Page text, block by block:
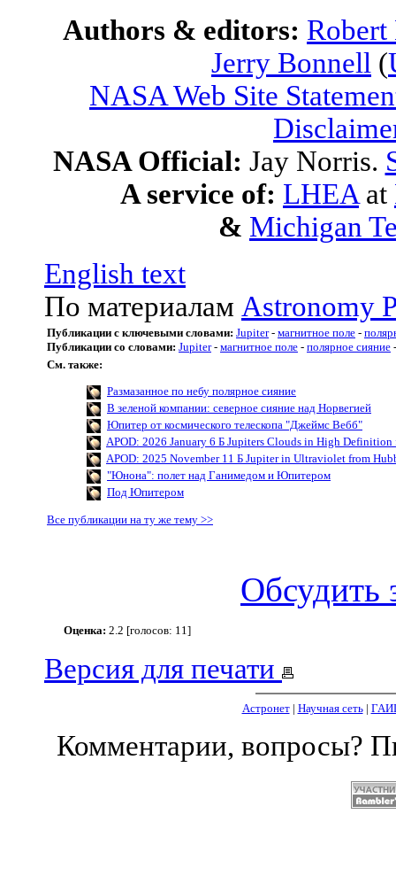
Authors & editors:
Jerry Bonnell (
NASA Web Site
NASA Official: Jay Norris.
A service of: LHEA at
& Michigan
English text
По материалам Astronomy
Публикации с ключевыми словами: Jupiter- магнитное поле -
Публикации со словами: Jupiter- магнитное поле - полярное сияние
См. также:
Размазанное по небу полярное сияние
В зеленой компании: северное сияние над Норвегией
Юпитер от космического телескопа "Джеймс Вебб"
APOD: 2026 January 6 Б Jupiters Clouds in High Definition
APOD: 2025 November 11 Б Jupiter in Ultraviolet from
"Юнона": полет над Ганимедом и Юпитером
Под Юпитером
Все публикации на ту же тему >>
Обсудить
Оценка: 2.2 [голосов: 11]
Версия для печати
Астронет| Научная сеть|
Комментарии, вопросы?